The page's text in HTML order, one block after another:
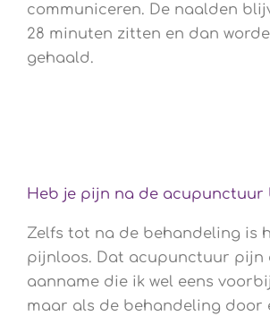
communiceren. De naalden
28 minuten zitten en dan
gehaald.
Heb je pijn na de acupunctuur
Zelfs tot na de behandeling is
pijnloos. Dat acupunctuur pijn
aanname die ik wel eens
maar als de behandeling door